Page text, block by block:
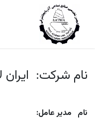
نام شرکت: ایران
نام مدیر عامل: